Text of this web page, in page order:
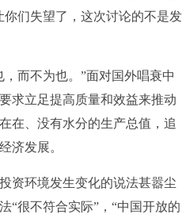
们失望了，这次讨论的不是发
而不为也。”面对国外唱衰中
求立足提高质量和效益来推动
在、没有水分的生产总值，追
济发展。
环境发生变化的说法甚嚣尘
“很不符合实际”，“中国开放的